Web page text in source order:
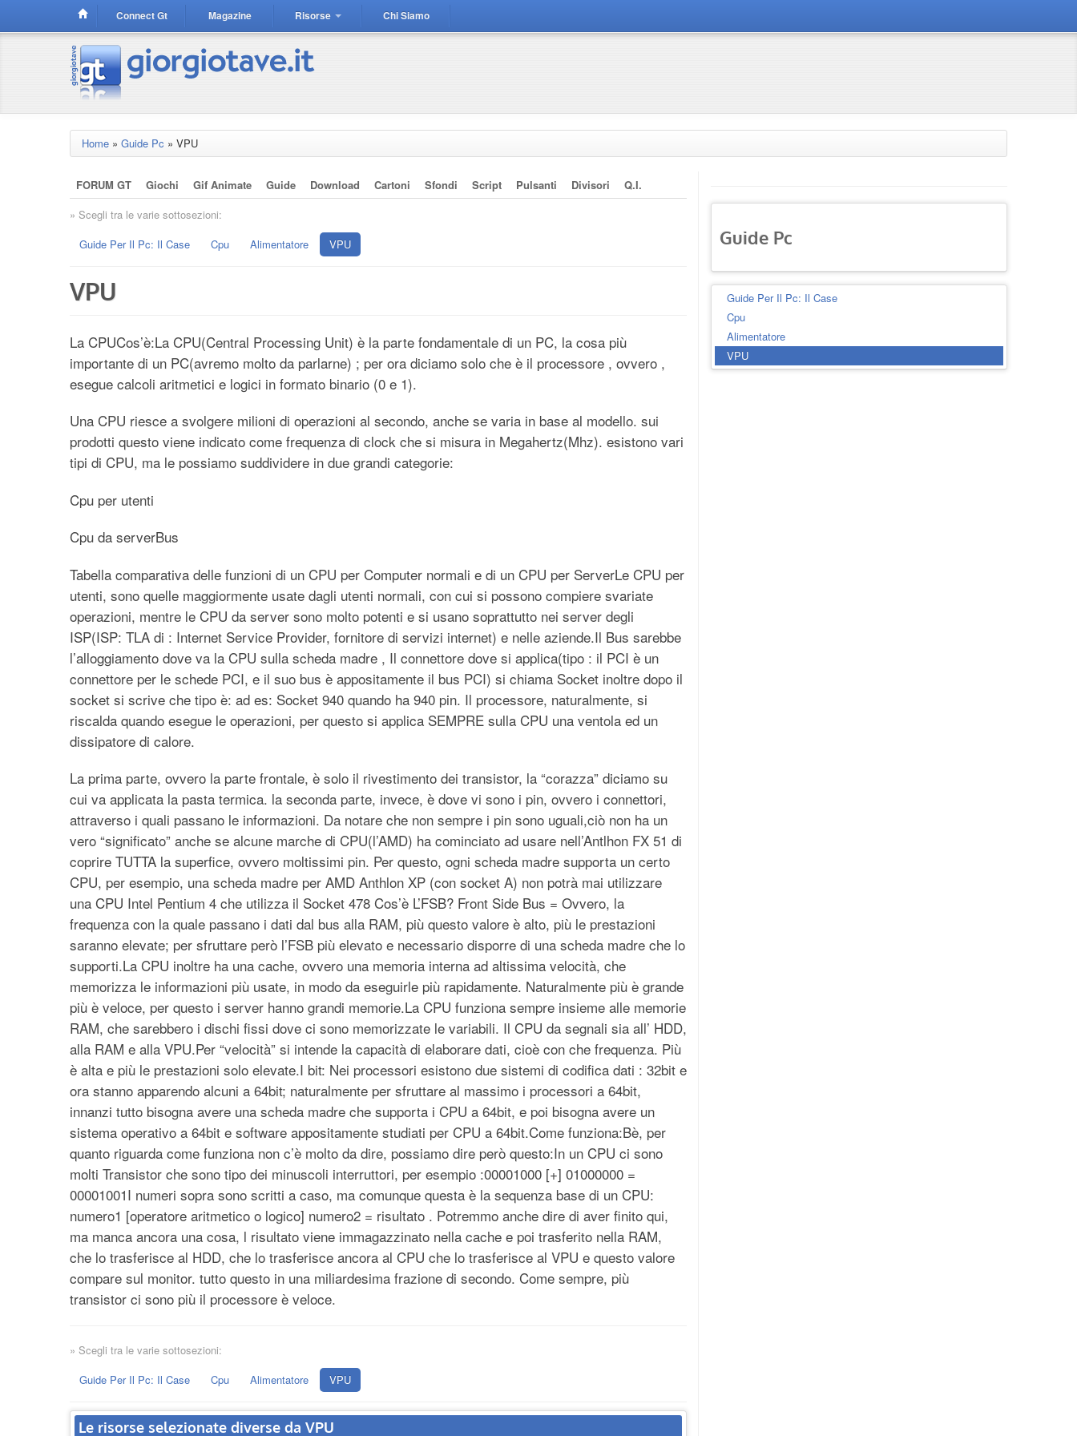
Connect Gt Magazine Risorse Chi Siamo
Home » Guide Pc » VPU
FORUM GT Giochi Gif Animate Guide Download Cartoni Sfondi Script Pulsanti Divisori
Q.i.
» Scegli tra le varie sottosezioni:
Guide Per Il Pc: Il Case
Cpu Alimentatore VPU
VPU
La CPUCos’è:La CPU(Central Processing Unit) è la parte fondamentale di un PC, la cosa più
importante di un PC(avremo molto da parlarne) ; per ora diciamo solo che è il processore , ovvero ,
esegue calcoli aritmetici e logici in formato binario (0 e 1).
Una CPU riesce a svolgere milioni di operazioni al secondo, anche se varia in base al modello. sui
prodotti questo viene indicato come frequenza di clock che si misura in Megahertz(Mhz). esistono vari
tipi di CPU, ma le possiamo suddividere in due grandi categorie:
Cpu per utenti
Cpu da serverBus
Tabella comparativa delle funzioni di un CPU per Computer normali e di un CPU per ServerLe CPU per
utenti, sono quelle maggiormente usate dagli utenti normali, con cui si possono compiere svariate
operazioni, mentre le CPU da server sono molto potenti e si usano soprattutto nei server degli
ISP(ISP: TLA di : Internet Service Provider, fornitore di servizi internet) e nelle aziende.Il Bus sarebbe
l’alloggiamento dove va la CPU sulla scheda madre , Il connettore dove si applica(tipo : il PCI è un
connettore per le schede PCI, e il suo bus è appositamente il bus PCI) si chiama Socket inoltre dopo il
socket si scrive che tipo è: ad es: Socket 940 quando ha 940 pin. Il processore, naturalmente, si
riscalda quando esegue le operazioni, per questo si applica SEMPRE sulla CPU una ventola ed un
dissipatore di calore.
La prima parte, ovvero la parte frontale, è solo il rivestimento dei transistor, la “corazza” diciamo su
cui va applicata la pasta termica. la seconda parte, invece, è dove vi sono i pin, ovvero i connettori,
attraverso i quali passano le informazioni. Da notare che non sempre i pin sono uguali,ciò non ha un
vero “significato” anche se alcune marche di CPU(l’AMD) ha cominciato ad usare nell’Antlhon FX 51 di
coprire TUTTA la superfice, ovvero moltissimi pin. Per questo, ogni scheda madre supporta un certo
CPU, per esempio, una scheda madre per AMD Anthlon XP (con socket A) non potrà mai utilizzare
una CPU Intel Pentium 4 che utilizza il Socket 478 Cos’è L’FSB? Front Side Bus = Ovvero, la
frequenza con la quale passano i dati dal bus alla RAM, più questo valore è alto, più le prestazioni
saranno elevate; per sfruttare però l’FSB più elevato e necessario disporre di una scheda madre che lo
supporti.La CPU inoltre ha una cache, ovvero una memoria interna ad altissima velocità, che
memorizza le informazioni più usate, in modo da eseguirle più rapidamente. Naturalmente più è grande
più è veloce, per questo i server hanno grandi memorie.La CPU funziona sempre insieme alle memorie
RAM, che sarebbero i dischi fissi dove ci sono memorizzate le variabili. Il CPU da segnali sia all’ HDD,
alla RAM e alla VPU.Per “velocità” si intende la capacità di elaborare dati, cioè con che frequenza. Più
è alta e più le prestazioni solo elevate.I bit: Nei processori esistono due sistemi di codifica dati : 32bit e
ora stanno apparendo alcuni a 64bit; naturalmente per sfruttare al massimo i processori a 64bit,
innanzi tutto bisogna avere una scheda madre che supporta i CPU a 64bit, e poi bisogna avere un
sistema operativo a 64bit e software appositamente studiati per CPU a 64bit.Come funziona:Bè, per
quanto riguarda come funziona non c’è molto da dire, possiamo dire però questo:In un CPU ci sono
molti Transistor che sono tipo dei minuscoli interruttori, per esempio :00001000 [+] 01000000 =
00001001I numeri sopra sono scritti a caso, ma comunque questa è la sequenza base di un CPU:
numero1 [operatore aritmetico o logico] numero2 = risultato . Potremmo anche dire di aver finito qui,
ma manca ancora una cosa, l risultato viene immagazzinato nella cache e poi trasferito nella RAM,
che lo trasferisce al HDD, che lo trasferisce ancora al CPU che lo trasferisce al VPU e questo valore
compare sul monitor. tutto questo in una miliardesima frazione di secondo. Come sempre, più
transistor ci sono più il processore è veloce.
» Scegli tra le varie sottosezioni:
Guide Per Il Pc: Il Case
Cpu Alimentatore VPU
Le risorse selezionate diverse da VPU
Guide Pc
Guide Per Il Pc: Il Case
Cpu
Alimentatore
VPU